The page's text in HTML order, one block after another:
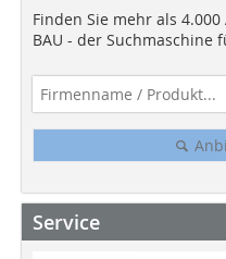
Finden Sie mehr als 4.000
BAU - der Suchmaschine
Service